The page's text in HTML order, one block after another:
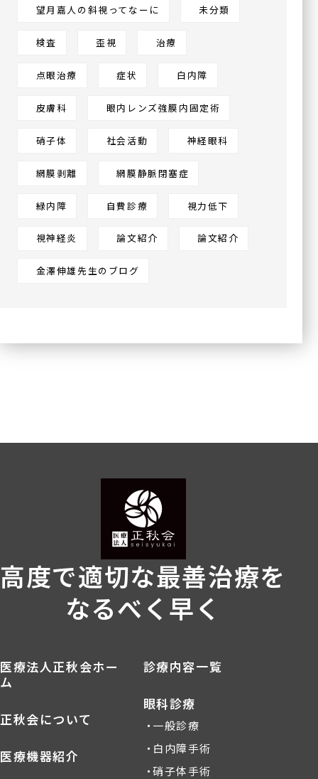
大阪府大阪市鶴見区放出東
3丁目22-24
望月嘉人の斜視ってなーに 未分類
検査 歪視 治療
点眼治療 症状 白内障
皮膚科 眼内レンズ強膜内固定術
硝子体 社会活動 神経眼科
網膜剥離 網膜静脈閉塞症
緑内障 自費診療 視力低下
視神経炎 論文紹介 論文紹介
金澤伸雄先生のブログ
高度で適切な最善治療を
なるべく早く
医療法人正秋会ホー
ム
正秋会について
医療機器紹介
診療内容一覧
眼科診療
一般診療
白内障手術
硝子体手術